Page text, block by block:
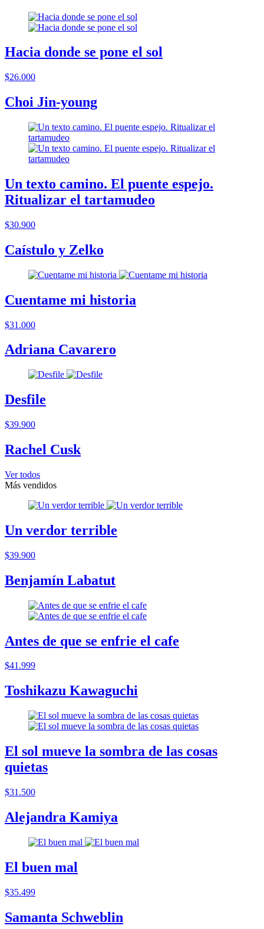
Hacia donde se pone el sol
$26.000
Choi Jin-young
Un texto camino. El puente espejo.
Ritualizar el tartamudeo
$30.900
Caístulo y Zelko
Cuentame mi historia
$31.000
Adriana Cavarero
Desfile
$39.900
Rachel Cusk
Ver todos
Más vendidos
Un verdor terrible
$39.900
Benjamín Labatut
Antes de que se enfrie el cafe
$41.999
Toshikazu Kawaguchi
El sol mueve la sombra de las cosas
quietas
$31.500
Alejandra Kamiya
El buen mal
$35.499
Samanta Schweblin